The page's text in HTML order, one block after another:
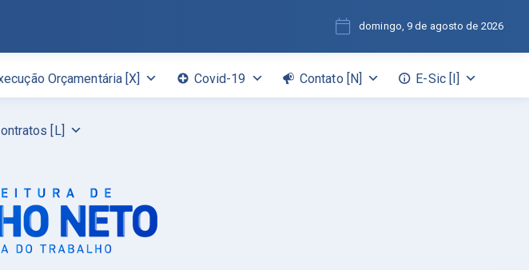
Orçamentária [X] Covid-19 Contato [N] E-Sic [I]
[L]
domingo, 9 de agosto de 2026